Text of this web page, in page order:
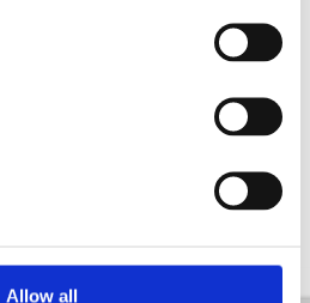
Allow all